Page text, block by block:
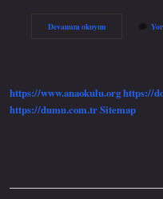
Devamını okuyunKromozom
https://www.anaokulu.orghttps://
https://dumu.com.trSitemap